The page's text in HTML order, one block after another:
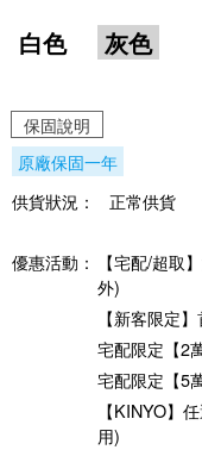
白色 灰色
保固說明
原廠保固一年
供貨狀況：
正常供貨
優惠活動：
【宅配/超取
外)
【新客限定
宅配限定【2
宅配限定【5
【KINYO】
用)